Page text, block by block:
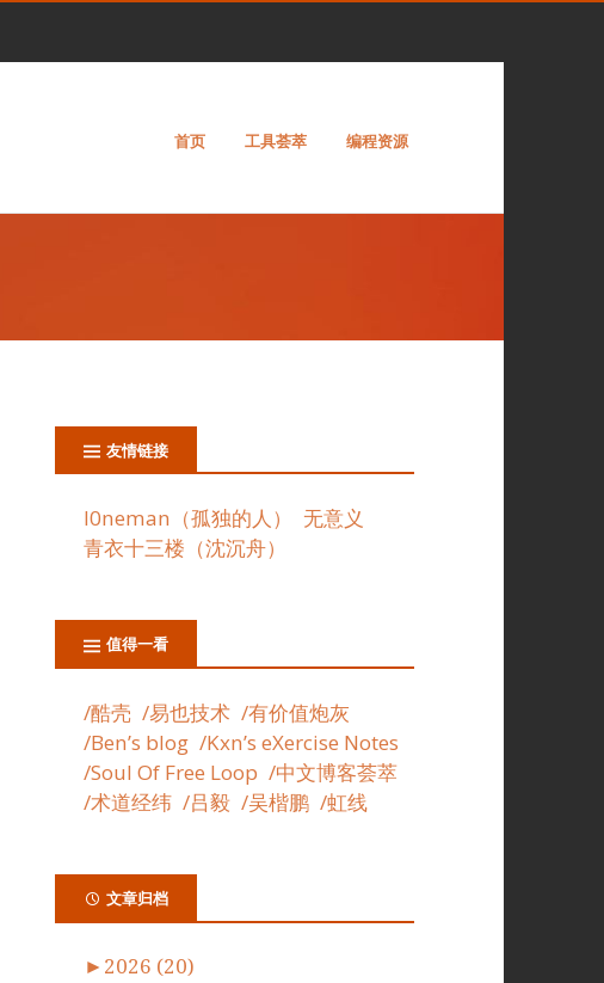
首页 工具荟萃 编程资源
友情链接
l0neman（孤独的人）
无意义
青衣十三楼（沈沉舟）
值得一看
/酷壳 /易也技术 /有价值炮灰
/Ben’s blog /Kxn’s eXercise Notes
/Soul Of Free Loop /中文博客荟萃
/术道经纬 /吕毅 /吴楷鹏 /虹线
文章归档
► 2026 (20)